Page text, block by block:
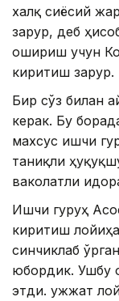
халқ сиёсий
зарур, деб
ошириш учун
киритиш зарур.
Бир сўз билан
керак. Бу
махсус ишчи
таниқли
ваколатли
Ишчи гуруҳ
киритиш
синчиклаб
юбордик. Ушбу
этди. Ҳужжат